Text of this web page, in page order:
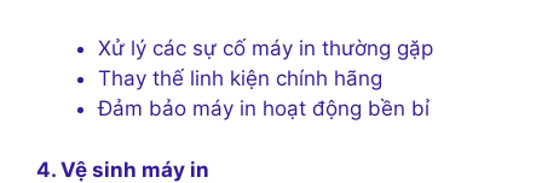
Xử lý các sự cố máy in thường gặp
Thay thế linh kiện chính hãng
Đảm bảo máy in hoạt động bền bỉ
4. Vệ sinh máy in